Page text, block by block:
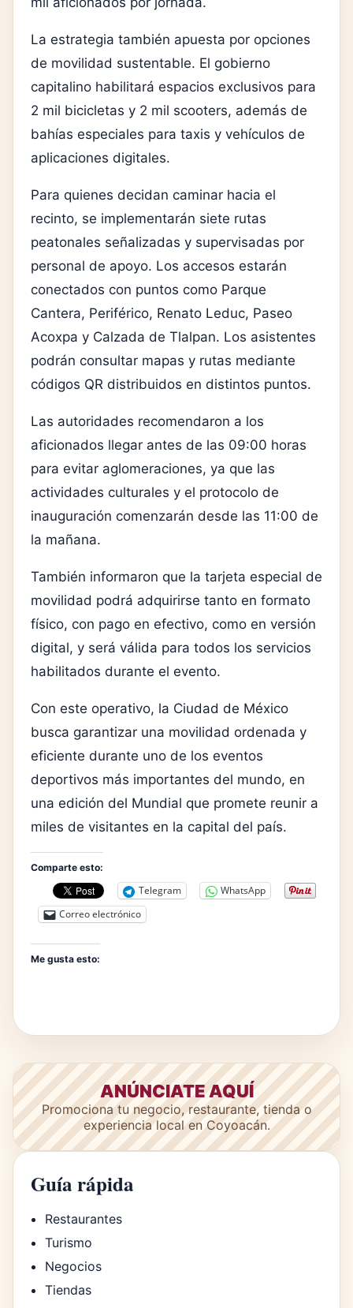
La estrategia también apuesta por opciones
de movilidad sustentable. El gobierno
capitalino habilitará espacios exclusivos para
2 mil bicicletas y 2 mil scooters, además de
bahías especiales para taxis y vehículos de
aplicaciones digitales.
Para quienes decidan caminar hacia el
recinto, se implementarán siete rutas
peatonales señalizadas y supervisadas por
personal de apoyo. Los accesos estarán
conectados con puntos como Parque
Cantera, Periférico, Renato Leduc, Paseo
Acoxpa y Calzada de Tlalpan. Los asistentes
podrán consultar mapas y rutas mediante
códigos QR distribuidos en distintos puntos.
Las autoridades recomendaron a los
aficionados llegar antes de las 09:00 horas
para evitar aglomeraciones, ya que las
actividades culturales y el protocolo de
inauguración comenzarán desde las 11:00 de
la mañana.
También informaron que la tarjeta especial de
movilidad podrá adquirirse tanto en formato
físico, con pago en efectivo, como en versión
digital, y será válida para todos los servicios
habilitados durante el evento.
Con este operativo, la Ciudad de México
busca garantizar una movilidad ordenada y
eficiente durante uno de los eventos
deportivos más importantes del mundo, en
una edición del Mundial que promete reunir a
miles de visitantes en la capital del país.
Comparte esto:
Telegram
WhatsApp
Correo electrónico
Me gusta esto:
ANÚNCIATE AQUÍ
Promociona tu negocio, restaurante, tienda o
experiencia local en Coyoacán.
Guía rápida
Restaurantes
Turismo
Negocios
Tiendas